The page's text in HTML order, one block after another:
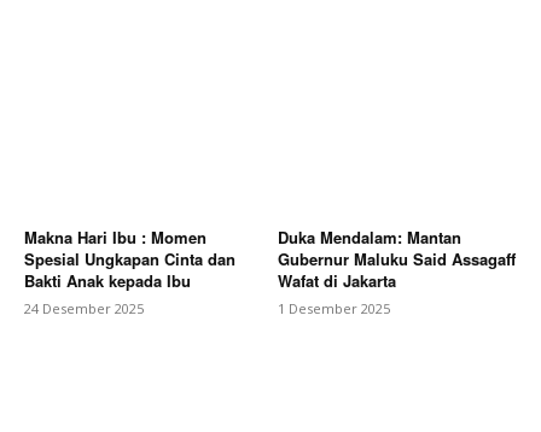
Makna Hari Ibu : Momen
Spesial Ungkapan Cinta dan
Bakti Anak kepada Ibu
24 Desember 2025
Duka Mendalam: Mantan
Gubernur Maluku Said Assagaff
Wafat di Jakarta
1 Desember 2025